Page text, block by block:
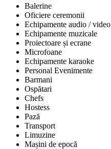
Balerine
Oficiere ceremonii
Echipamente audio / video
Echipamente muzicale
Proiectoare și ecrane
Microfoane
Echipamente karaoke
Personal Evenimente
Barmani
Ospătari
Chefs
Hostess
Pază
Transport
Limuzine
Mașini de epocă